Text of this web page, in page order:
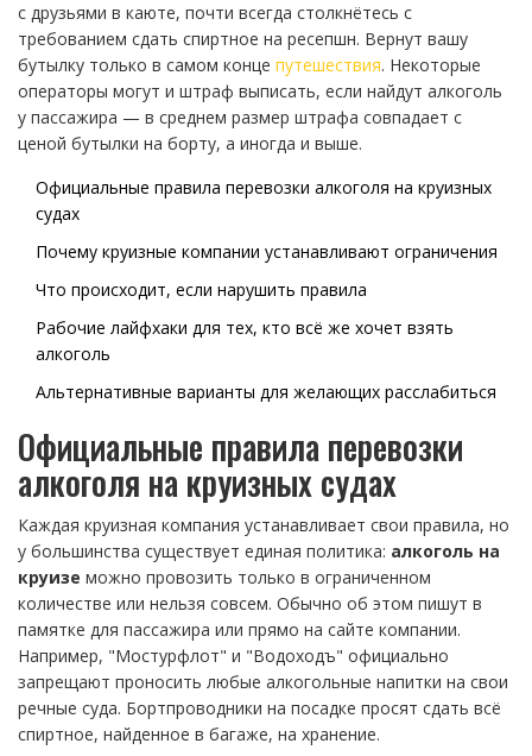
с друзьями в каюте, почти всегда столкнётесь с
требованием сдать спиртное на ресепшн. Вернут вашу
бутылку только в самом конце путешествия. Некоторые
операторы могут и штраф выписать, если найдут алкоголь
у пассажира — в среднем размер штрафа совпадает с
ценой бутылки на борту, а иногда и выше.
Официальные правила перевозки алкоголя на круизных
судах
Почему круизные компании устанавливают ограничения
Что происходит, если нарушить правила
Рабочие лайфхаки для тех, кто всё же хочет взять
алкоголь
Альтернативные варианты для желающих расслабиться
Официальные правила перевозки
алкоголя на круизных судах
Каждая круизная компания устанавливает свои правила, но
у большинства существует единая политика: алкоголь на
круизе можно провозить только в ограниченном
количестве или нельзя совсем. Обычно об этом пишут в
памятке для пассажира или прямо на сайте компании.
Например, "Мостурфлот" и "Водоходъ" официально
запрещают проносить любые алкогольные напитки на свои
речные суда. Бортпроводники на посадке просят сдать всё
спиртное, найденное в багаже, на хранение.